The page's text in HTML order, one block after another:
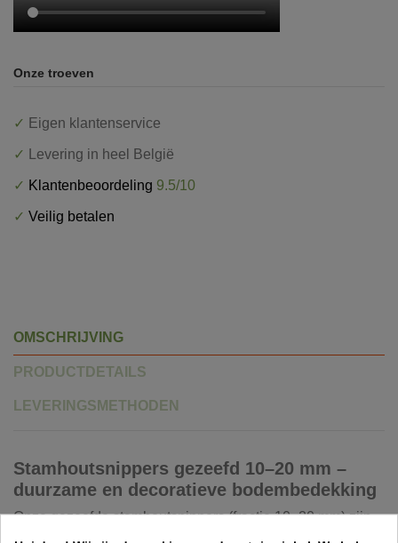
Onze troeven
✓ Eigen klantenservice
✓ Levering in heel België
✓ Klantenbeoordeling 9.5/10
✓ Veilig betalen
OMSCHRIJVING
PRODUCTDETAILS
LEVERINGSMETHODEN
Stamhoutsnippers gezeefd 10–20 mm –
duurzame en decoratieve bodembedekking
Onze gezeefde stamhoutsnippers (fractie 10–20 mm) zijn